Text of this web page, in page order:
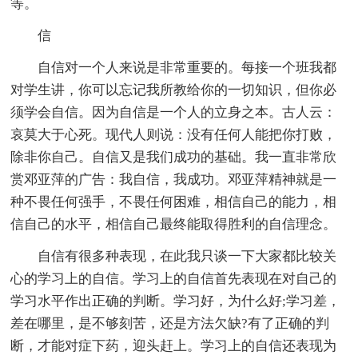
等。
信
自信对一个人来说是非常重要的。每接一个班我都
对学生讲，你可以忘记我所教给你的一切知识，但你必
须学会自信。因为自信是一个人的立身之本。古人云：
哀莫大于心死。现代人则说：没有任何人能把你打败，
除非你自己。自信又是我们成功的基础。我一直非常欣
赏邓亚萍的广告：我自信，我成功。邓亚萍精神就是一
种不畏任何强手，不畏任何困难，相信自己的能力，相
信自己的水平，相信自己最终能取得胜利的自信理念。
自信有很多种表现，在此我只谈一下大家都比较关
心的学习上的自信。学习上的自信首先表现在对自己的
学习水平作出正确的判断。学习好，为什么好;学习差，
差在哪里，是不够刻苦，还是方法欠缺?有了正确的判
断，才能对症下药，迎头赶上。学习上的自信还表现为